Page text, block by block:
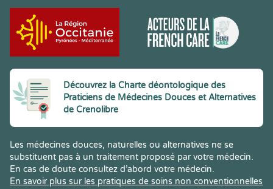
Découvrez la Charte déontologique des
Praticiens de Médecines Douces et Alternatives
de Crenolibre
Les médecines douces, naturelles ou alternatives ne se
substituent pas à un traitement proposé par votre médecin.
En cas de doute consultez d’abord votre médecin.
En savoir plus sur les pratiques de soins non conventionnelles